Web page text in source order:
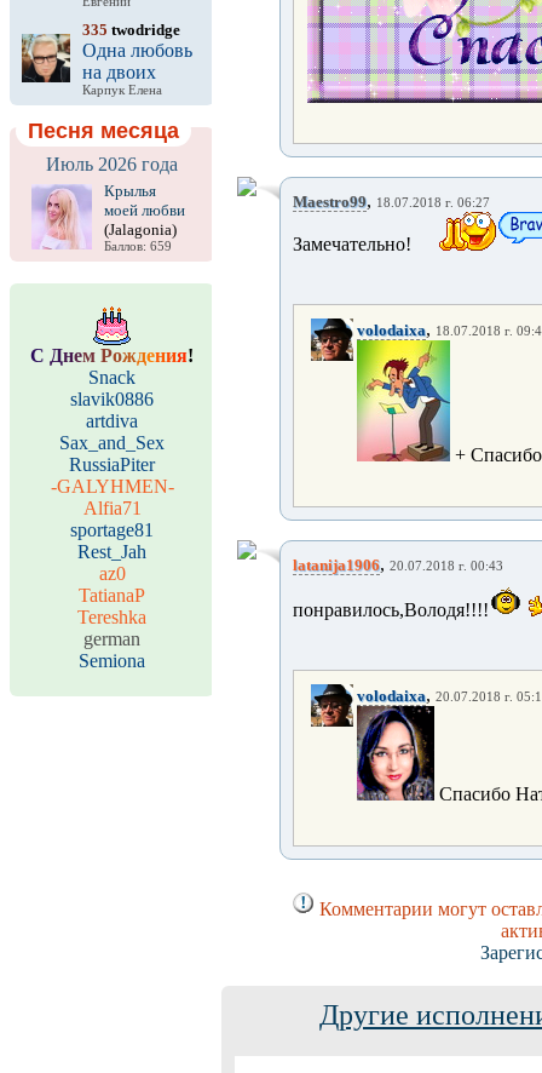
335 twodridge
Одна любовь
на двоих
Карпук Елена
Песня месяца
Июль 2026 года
Крылья
моей любви
(Jalagonia)
Баллов: 659
С Днем Рождения!
Snack
slavik0886
artdiva
Sax_and_Sex
RussiaPiter
-GALYHMEN-
Alfia71
sportage81
Rest_Jah
az0
TatianaP
Tereshka
german
Semiona
Maestro99, 18.07.2018 г. 06:27
Замечательно!
volodaixa, 18.07.2018 г.
+
latanija1906, 20.07.2018 г. 00:43
понравилось,Володя!!!!
volodaixa, 20.07.2018 г.
Спасибо
Комментарии могут
Другие